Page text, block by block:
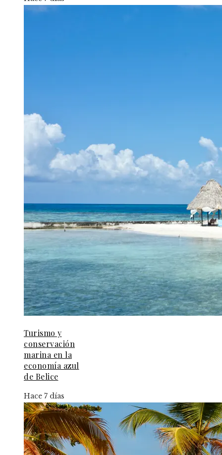
Turismo y
conservación
marina en la
economía azul
de Belice
Hace 7 días